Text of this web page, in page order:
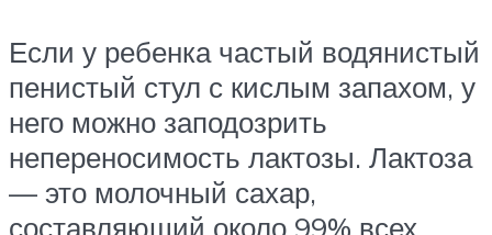
Если у ребенка частый водянистый
пенистый стул с кислым запахом, у
него можно заподозрить
непереносимость лактозы. Лактоза
— это молочный сахар,
составляющий около 99% всех